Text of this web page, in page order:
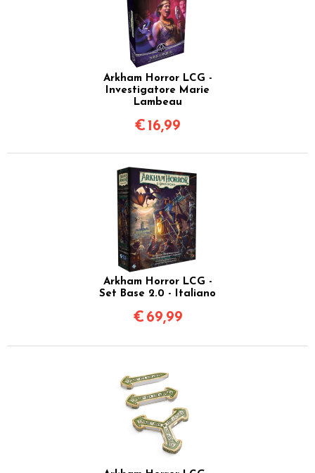
Arkham Horror LCG -
Investigatore Marie
Lambeau
€ 16,99
Arkham Horror LCG -
Set Base 2.0 - Italiano
€ 69,99